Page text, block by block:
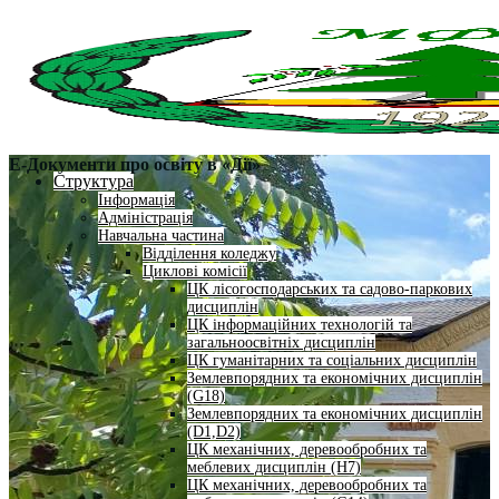
Структура
Інформація
Адміністрація
Навчальна частина
Відділення коледжу
Циклові комісії
ЦК лісогосподарських та садово-паркових
дисциплін
ЦК інформаційних технологій та
загальноосвітніх дисциплін
ЦК гуманітарних та соціальних дисциплін
Землевпорядних та економічних дисциплін
(G18)
Землевпорядних та економічних дисциплін
(D1,D2)
ЦК механічних, деревообробних та
меблевих дисциплін (H7)
ЦК механічних, деревообробних та
Е-Документи про освіту в «Дії»